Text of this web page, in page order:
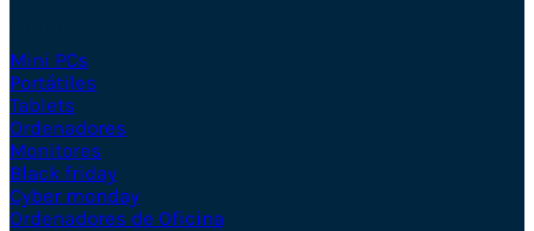
Mini PCs
Portátiles
Tablets
Ordenadores
Monitores
Black friday
Cyber monday
Ordenadores de Oficina